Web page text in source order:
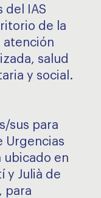
del IAS
de la
atención
salud
y social.
sus para
Urgencias
ubicado en
y Julià de
para